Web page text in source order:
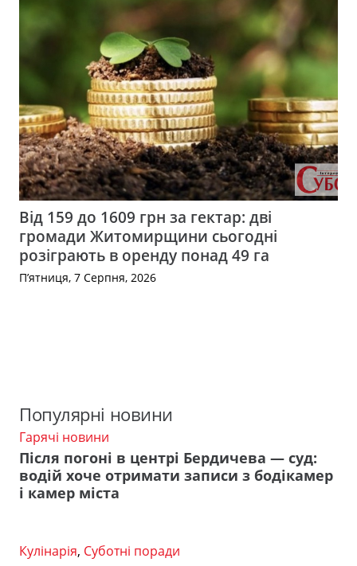
Від 159 до 1609 грн за гектар: дві
громади Житомирщини сьогодні
розіграють в оренду понад 49 га
П’ятниця, 7 Серпня, 2026
Популярні новини
Гарячі новини
Після погоні в центрі Бердичева — суд:
водій хоче отримати записи з бодікамер
і камер міста
Кулінарія, Суботні поради